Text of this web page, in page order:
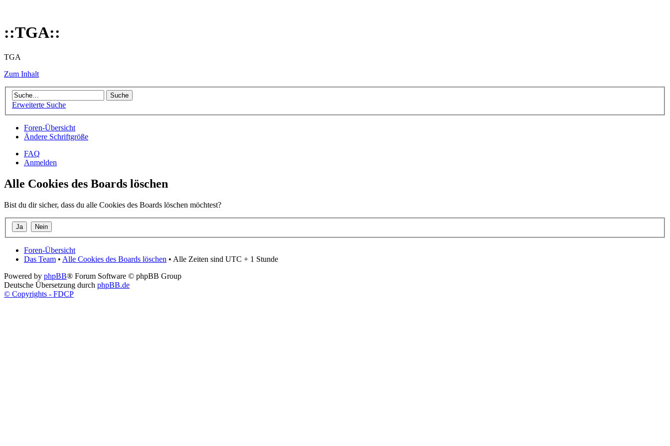
::TGA::
TGA
Zum Inhalt
Erweiterte Suche
Foren-Übersicht
Ändere Schriftgröße
FAQ
Anmelden
Alle Cookies des Boards löschen
Bist du dir sicher, dass du alle Cookies des Boards löschen möchtest?
Foren-Übersicht
Das Team • Alle Cookies des Boards löschen • Alle Zeiten sind UTC + 1 Stunde
Powered by phpBB® Forum Software © phpBB Group
Deutsche Übersetzung durch phpBB.de
© Copyrights - FDCP